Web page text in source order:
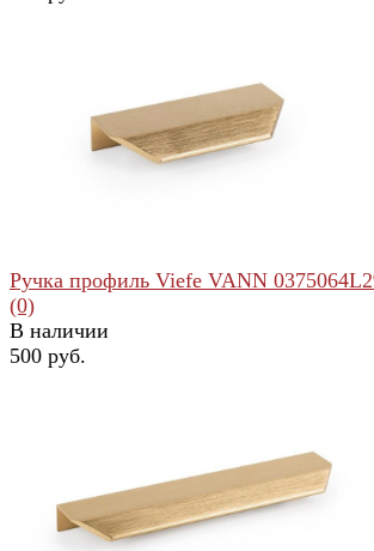
избранное сравнить
избранное сравнить
Ручка профиль Viefe VANN
(0)
В наличии
500 руб.